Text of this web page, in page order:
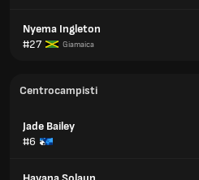
Nyema Ingleton
#27
Giamaica
Centrocampisti
Jade Bailey
#6